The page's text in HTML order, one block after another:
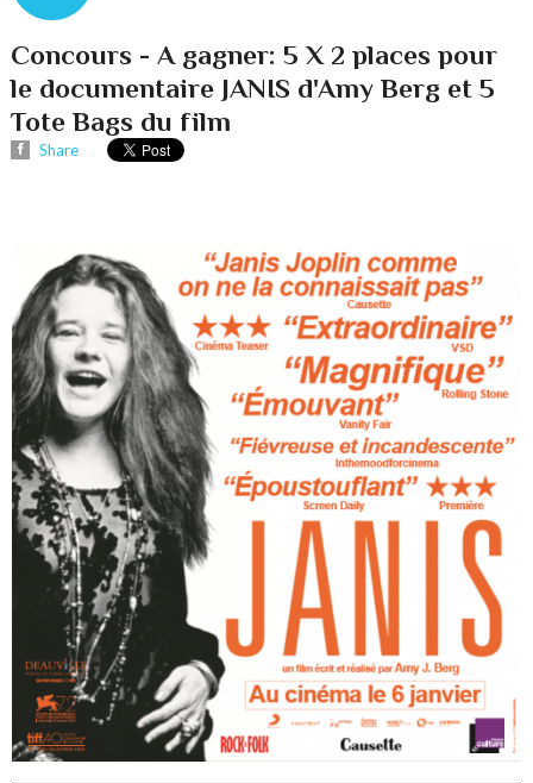
Concours - A gagner: 5 X 2 places pour
le documentaire JANIS d'Amy Berg et 5
Tote Bags du film
Share